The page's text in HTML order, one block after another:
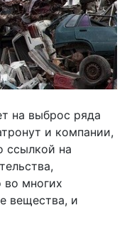
на выброс ряда
и компании,
ссылкой на
во многих
вещества, и